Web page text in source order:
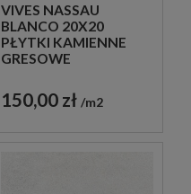
VIVES NASSAU
BLANCO 20X20
PŁYTKI KAMIENNE
GRESOWE
150,00 zł m2